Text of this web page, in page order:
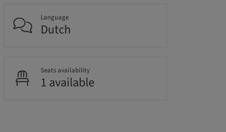
Language
Dutch
Seats availability
1 available